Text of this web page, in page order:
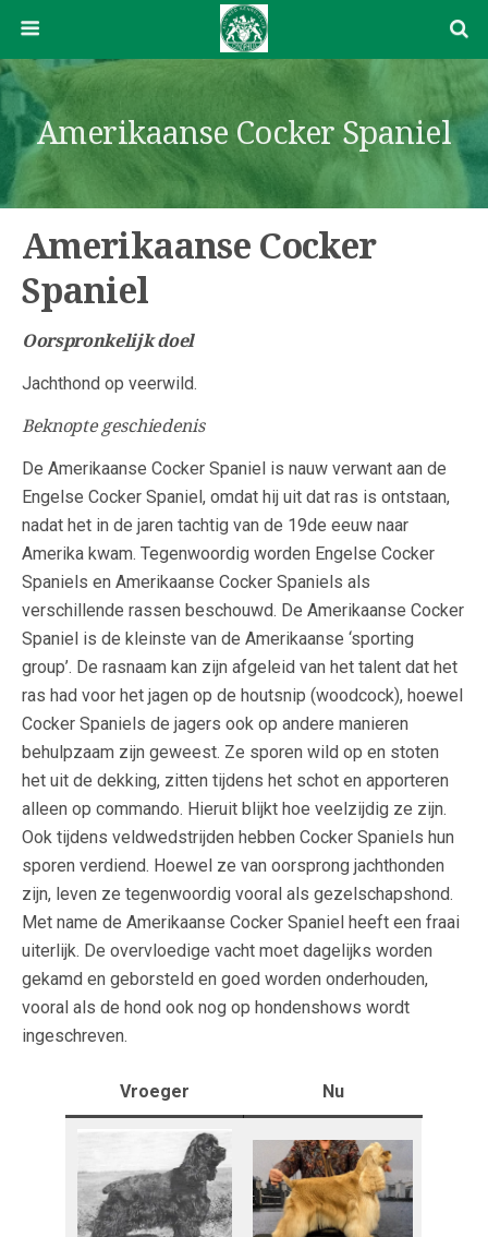
Amerikaanse Cocker Spaniel
Amerikaanse Cocker
Spaniel
Oorspronkelijk doel
Jachthond op veerwild.
Beknopte geschiedenis
De Amerikaanse Cocker Spaniel is nauw verwant aan de
Engelse Cocker Spaniel, omdat hij uit dat ras is ontstaan,
nadat het in de jaren tachtig van de 19de eeuw naar
Amerika kwam. Tegenwoordig worden Engelse Cocker
Spaniels en Amerikaanse Cocker Spaniels als
verschillende rassen beschouwd. De Amerikaanse Cocker
Spaniel is de kleinste van de Amerikaanse ‘sporting
group’. De rasnaam kan zijn afgeleid van het talent dat het
ras had voor het jagen op de houtsnip (woodcock), hoewel
Cocker Spaniels de jagers ook op andere manieren
behulpzaam zijn geweest. Ze sporen wild op en stoten
het uit de dekking, zitten tijdens het schot en apporteren
alleen op commando. Hieruit blijkt hoe veelzijdig ze zijn.
Ook tijdens veldwedstrijden hebben Cocker Spaniels hun
sporen verdiend. Hoewel ze van oorsprong jachthonden
zijn, leven ze tegenwoordig vooral als gezelschapshond.
Met name de Amerikaanse Cocker Spaniel heeft een fraai
uiterlijk. De overvloedige vacht moet dagelijks worden
gekamd en geborsteld en goed worden onderhouden,
vooral als de hond ook nog op hondenshows wordt
ingeschreven.
Vroeger Nu